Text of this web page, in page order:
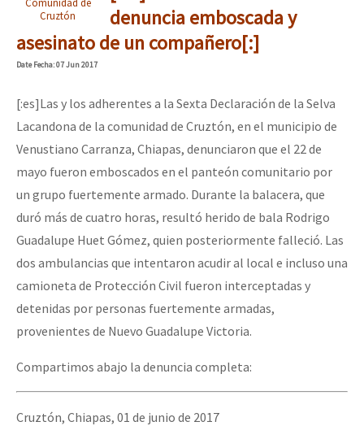
Mundo
EZLN
AutonomÍa y Resistencia
Megaproyectos
Migración
Presos
Niñxs
ETIQUETAS
MULTIMEDIA
Video
Dia 1: Encontro “Guerra contra a Humanidade”
[CDMX – 20 julio] Jornadas globales por la libertad de Jesús
“Sonhando a Terra do Bem Virá” se publica no Estado Espanhol
Se o México sabe, que o mundo saiba! Nossas lutas pela
[25 abr – CDMX] Tokín por el CNI: 30 años de Resistencia y
Cruztón
denuncia emboscada y
asesinato de un compañero[:]
DateFecha: 07 Jun 2017
[:es]Las y los adherentes a la Sexta Declaración de la Selva
Lacandona de la comunidad de Cruztón, en el municipio de
Venustiano Carranza, Chiapas, denunciaron que el 22 de
mayo fueron emboscados en el panteón comunitario por
un grupo fuertemente armado. Durante la balacera, que
duró más de cuatro horas, resultó herido de bala Rodrigo
Guadalupe Huet Gómez, quien posteriormente falleció. Las
dos ambulancias que intentaron acudir al local e incluso una
camioneta de Protección Civil fueron interceptadas y
detenidas por personas fuertemente armadas,
provenientes de Nuevo Guadalupe Victoria.
Compartimos abajo la denuncia completa:
Cruztón, Chiapas, 01 de junio de 2017